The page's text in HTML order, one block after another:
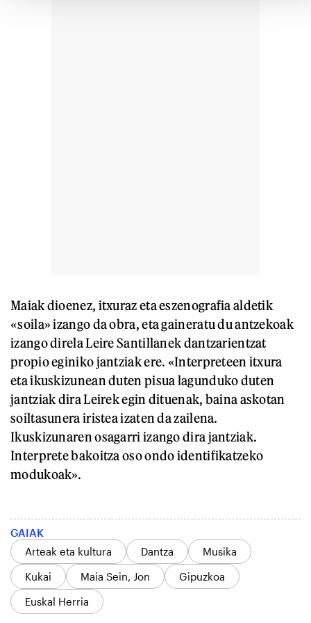
Maiak dioenez, itxuraz eta eszenografia aldetik
«soila» izango da obra, eta gaineratu du antzekoak
izango direla Leire Santillanek dantzarientzat
propio eginiko jantziak ere. «Interpreteen itxura
eta ikuskizunean duten pisua lagunduko duten
jantziak dira Leirek egin dituenak, baina askotan
soiltasunera iristea izaten da zailena.
Ikuskizunaren osagarri izango dira jantziak.
Interprete bakoitza oso ondo identifikatzeko
modukoak».
GAIAK
Arteak eta kultura
Dantza
Musika
Kukai
Maia Sein, Jon
Gipuzkoa
Euskal Herria